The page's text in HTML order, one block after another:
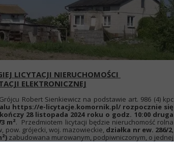
LICYTACJI NIERUCHOMOŚCI
ELEKTRONICZNEJ
Robert Sienkiewicz na podstawie art. 986 (4) kpc
https://e-licytacje.komornik.pl/ rozpocznie się
28 listopada 2024 roku o godz. 10:00 druga
m². Przedmiotem licytacji będzie nieruchomość rolna
pow. grójecki, woj. mazowieckie, działka nr ew. 286/2,
zabudowana murowanym, podpiwniczonym, o jednej
o powierzchni zabudowy ok. 88 m2, oraz